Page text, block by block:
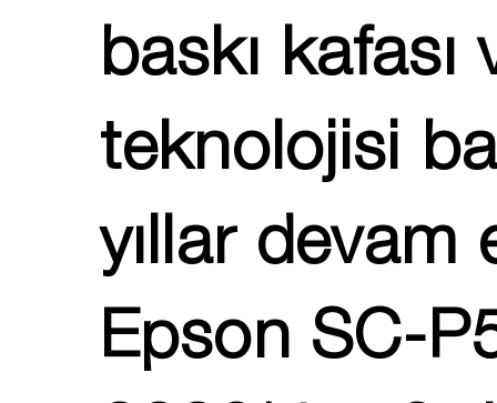
baskı
teknolojisi
yıllar
Epson SC-